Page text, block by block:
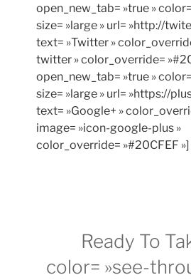
open_new_tab= »true »
size= »large » url= »http://
text= »Twitter »
twitter » color_override=
open_new_tab= »true »
size= »large » url= »https://
text= »Google+ »
image= »icon-google-plus »
color_override= »#20CFEF »]
Ready To
color= »see-